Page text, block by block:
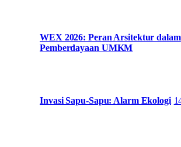
WEX 2026: Peran Arsitektur dalam
Pemberdayaan UMKM
Invasi Sapu-Sapu: Alarm Ekologi